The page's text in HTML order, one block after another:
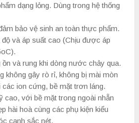
dạng lỏng. Dùng trong hệ thống
bảo vệ sinh an toàn thực phẩm.
và áp suất cao (Chịu được áp
ồn và rung khi dòng nước chảy qua.
không gây rò rỉ, không bị mài mòn
ion cứng, bề mặt trơn láng.
cao, với bề mặt trong ngoài nhẵn
hài hoà cùng các phụ kiện kiểu
cạnh sắc nét.